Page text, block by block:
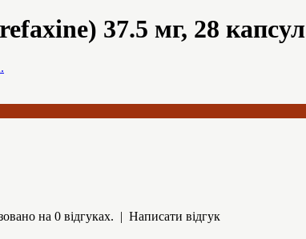
37.5 мг, 28 капсул
на 0 відгуках. | Написати відгук